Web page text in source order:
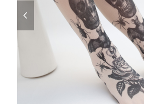
previous
slide